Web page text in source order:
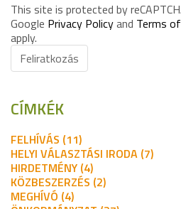
This site is protected by
Google Privacy Policyand Terms
apply.
Feliratkozás
CÍMKÉK
FELHÍVÁS (11)
HELYI VÁLASZTÁSI IRODA (7)
HIRDETMÉNY (4)
KÖZBESZERZÉS (2)
MEGHÍVÓ (4)